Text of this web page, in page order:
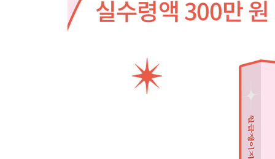
놓치면 손해인 정부 지원 상품들
청약통장, 내 집 마련의 첫걸음
CHAPTER 8. 7단계: 투자하기
안전하게 돈 불리는 방법
[돈 버는 상식] 각 자산군의 기본 특성 이해하기
[돈 버는 상식] ETF 세금 비교: 똑똑한 투자자의 필
[돈 버는 상식] ISA 계좌 활용법: 중급자를 위한 세